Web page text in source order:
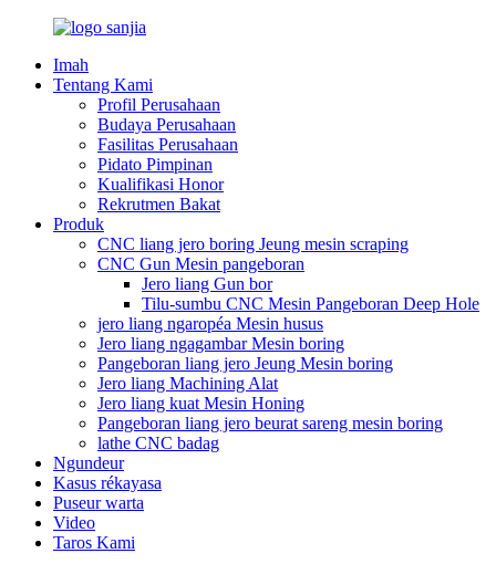
Imah
Tentang Kami
Profil Perusahaan
Budaya Perusahaan
Fasilitas Perusahaan
Pidato Pimpinan
Kualifikasi Honor
Rekrutmen Bakat
Produk
CNC liang jero boring Jeung mesin scraping
CNC Gun Mesin pangeboran
Jero liang Gun bor
Tilu-sumbu CNC Mesin Pangeboran Deep Hole
jero liang ngaropéa Mesin husus
Jero liang ngagambar Mesin boring
Pangeboran liang jero Jeung Mesin boring
Jero liang Machining Alat
Jero liang kuat Mesin Honing
Pangeboran liang jero beurat sareng mesin boring
lathe CNC badag
Ngundeur
Kasus rékayasa
Puseur warta
Video
Taros Kami